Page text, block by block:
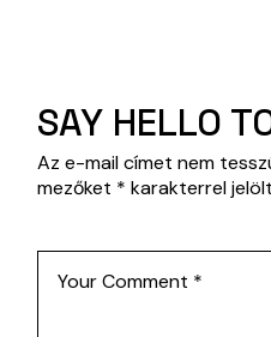
SAY HELLO
Az e-mail címet nem
mezőket * karakterrel